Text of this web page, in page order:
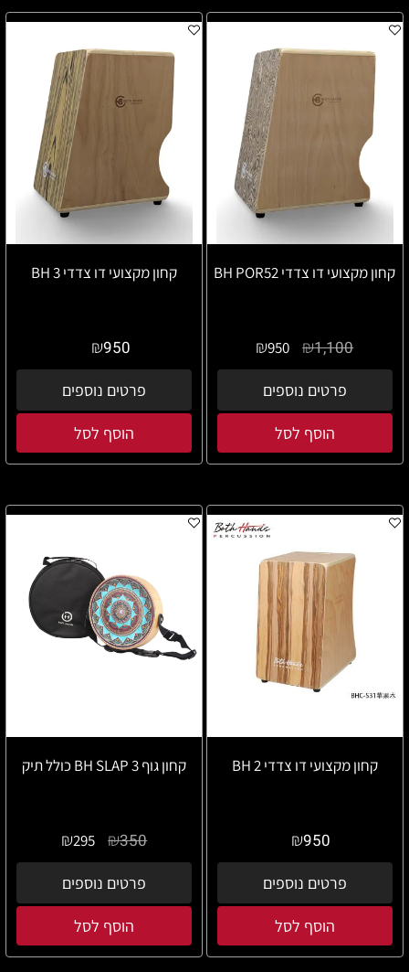
קחון מקצועי דו צדדי BH POR52
₪1,100
₪950
פרטים נוספים
הוסף לסל
קחון מקצועי דו צדדי BH 3
₪950
פרטים נוספים
הוסף לסל
קחון מקצועי דו צדדי BH 2
₪950
פרטים נוספים
הוסף לסל
קחון גוף BH SLAP 3 כולל תיק
₪350
₪295
פרטים נוספים
הוסף לסל